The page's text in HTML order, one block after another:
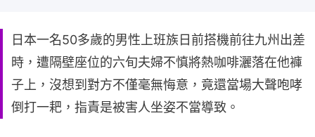
日本一名50多歲的男性上班族日前搭機前往九州出差
時，遭隔壁座位的六旬夫婦不慎將熱咖啡灑落在他褲
子上，沒想到對方不僅毫無悔意，竟還當場大聲咆哮
倒打一耙，指責是被害人坐姿不當導致。